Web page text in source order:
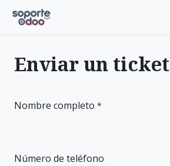
Enviar un ticket
Nombre completo *
Número de teléfono